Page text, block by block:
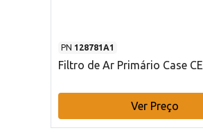
PN 128781A1
Filtro de Ar Primário Case CE
Ver Preço